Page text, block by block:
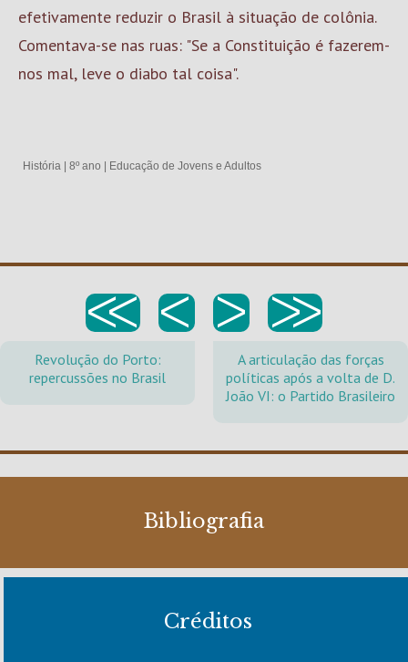
efetivamente reduzir o Brasil à situação de colônia.
Comentava-se nas ruas: "Se a Constituição é fazerem-
nos mal, leve o diabo tal coisa".
História 8º ano Educação de Jovens e Adultos
<< < > >>
Revolução do Porto:
repercussões no Brasil
A articulação das forças
políticas após a volta de D.
João VI: o Partido Brasileiro
Bibliografia
Créditos